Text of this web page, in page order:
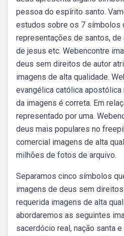
pessoa do espírito santo.
estudos sobre os 7 símbolos
representações de santos, de
de jesus etc. Webencontre
deus sem direitos de autor
imagens de alta qualidade.
evangélica católica apostólica
da imagens é correta. Em
representado por uma.
deus mais populares no
comercial imagens de alta
milhões de fotos de arquivo.
Separamos cinco símbolos
imagens de deus sem
requerida imagens de alta
abordaremos as seguintes
sacerdócio real, nação santa